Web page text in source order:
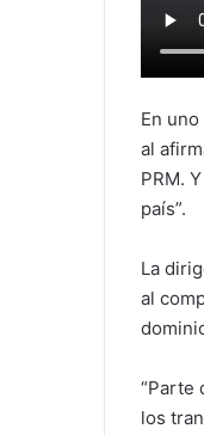
En
al
PRM.
país”.
La
al
“Parte
los